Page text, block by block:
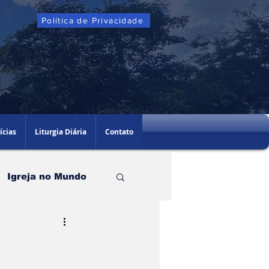
Política de Privacidade
Liturgia Diária Contato
Igreja no Mundo